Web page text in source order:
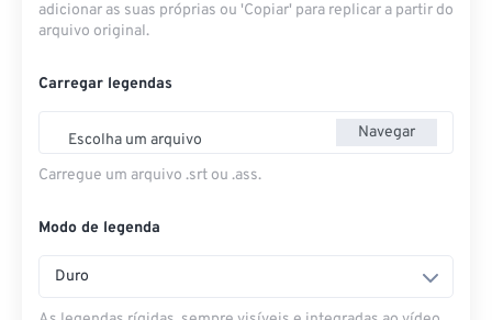
adicionar as suas próprias ou 'Copiar' para replicar a partir do
arquivo original.
Carregar legendas
Escolha um arquivo Navegar
Carregue um arquivo .srt ou .ass.
Modo de legenda
Duro